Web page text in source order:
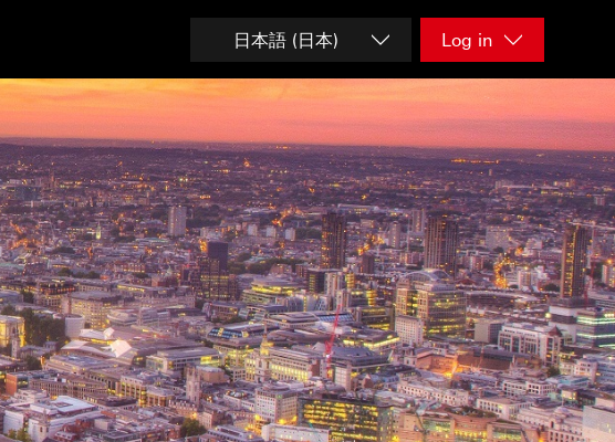
日本語 (日本) Log in